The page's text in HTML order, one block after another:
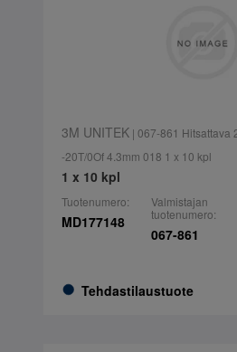
3M UNITEK| 067-861 Hitsattava
-20T/0Of 4.3mm 018 1 x 10 kpl
1 x 10 kpl
Tuotenumero:
MD177148
Tehdastilaustuote
Valmistajan
tuotenumero:
067-861